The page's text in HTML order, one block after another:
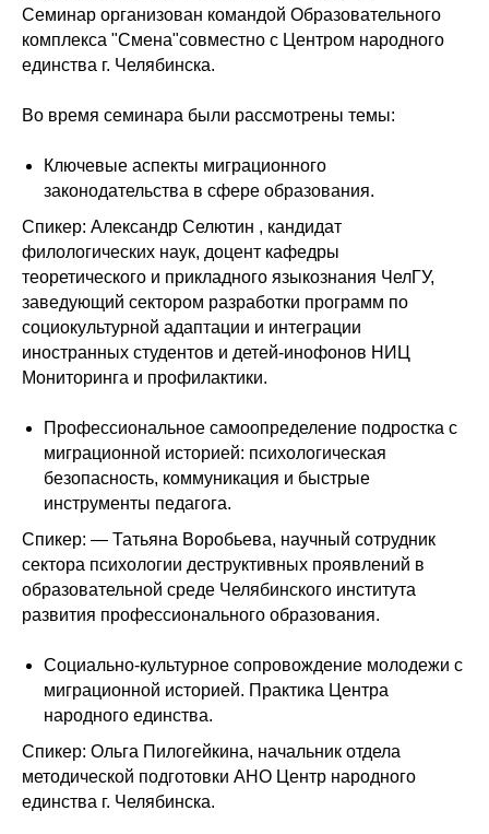
Семинар организован командой Образовательного
комплекса "Смена"совместно с Центром народного
единства г. Челябинска.
Во время семинара были рассмотрены темы:
Ключевые аспекты миграционного
законодательства в сфере образования.
Спикер: Александр Селютин , кандидат
филологических наук, доцент кафедры
теоретического и прикладного языкознания ЧелГУ,
заведующий сектором разработки программ по
социокультурной адаптации и интеграции
иностранных студентов и детей-инофонов НИЦ
Мониторинга и профилактики.
Профессиональное самоопределение подростка с
миграционной историей: психологическая
безопасность, коммуникация и быстрые
инструменты педагога.
Спикер: — Татьяна Воробьева, научный сотрудник
сектора психологии деструктивных проявлений в
образовательной среде Челябинского института
развития профессионального образования.
Социально-культурное сопровождение молодежи с
миграционной историей. Практика Центра
народного единства.
Спикер: Ольга Пилогейкина, начальник отдела
методической подготовки АНО Центр народного
единства г. Челябинска.